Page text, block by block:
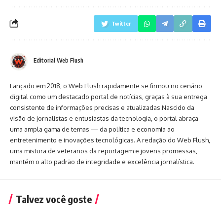
Twitter
Editorial Web Flush
Lançado em 2018, o Web Flush rapidamente se firmou no cenário
digital como um destacado portal de notícias, graças à sua entrega
consistente de informações precisas e atualizadas.Nascido da
visão de jornalistas e entusiastas da tecnologia, o portal abraça
uma ampla gama de temas — da política e economia ao
entretenimento e inovações tecnológicas. A redação do Web Flush,
uma mistura de veteranos da reportagem e jovens promessas,
mantém o alto padrão de integridade e excelência jornalística.
Talvez você goste